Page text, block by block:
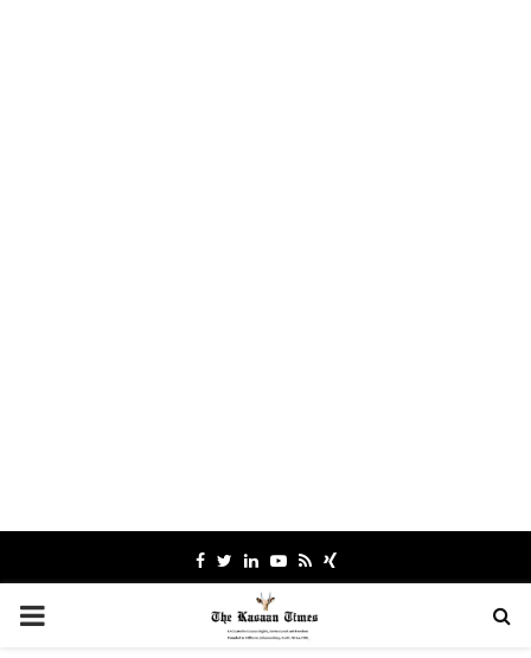
Facebook
TwitterLinkedinYoutube
RssXing
PRIMARY